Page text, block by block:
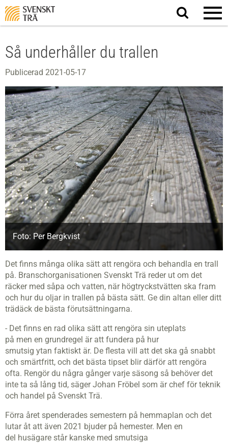
Sök
på
Så underhåller du trallen
Publicerad 2021-05-17
Foto: Per Bergkvist
Det finns många olika sätt att rengöra och behandla en trall
på. Branschorganisationen Svenskt Trä reder ut om det
räcker med såpa och vatten, när högtryckstvätten ska fram
och hur du oljar in trallen på bästa sätt. Ge din altan eller ditt
trädäck de bästa förutsättningarna.
- Det finns en rad olika sätt att rengöra sin uteplats
på men en grundregel är att fundera på hur
smutsig ytan faktiskt är. De flesta vill att det ska gå snabbt
och smärtfritt, och det bästa tipset blir därför att rengöra
ofta. Rengör du några gångervarje säsong så behöver det
inte ta så lång tid, säger Johan Fröbel som är chef för teknik
och handel på Svenskt Trä.
Förra året spenderades semestern på hemmaplan och det
lutar åt att även 2021 bjuder på hemester. Men en
del husägare står kanske med smutsiga